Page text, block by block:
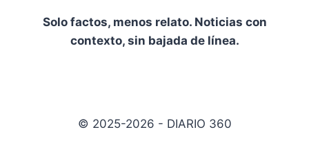
Solo factos, menos relato. Noticias con
contexto, sin bajada de línea.
© 2025-2026 - DIARIO 360